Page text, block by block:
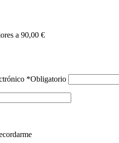
a 90,00 €
*Obligatorio